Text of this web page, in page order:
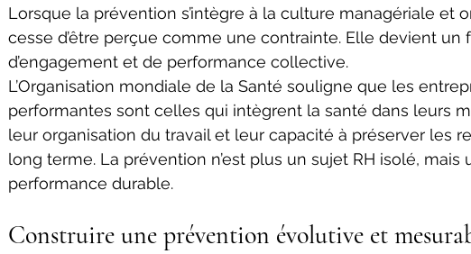
Lorsque la prévention s’intègre à la culture managériale et
cesse d’être perçue comme une contrainte. Elle devient un
d’engagement et de performance collective.
L’Organisation mondiale de la Santé souligne que les
performantes sont celles qui intègrent la santé dans leurs
leur organisation du travail et leur capacité à préserver les
long terme. La prévention n’est plus un sujet RH isolé, mais
performance durable.
Construire une prévention évolutive et